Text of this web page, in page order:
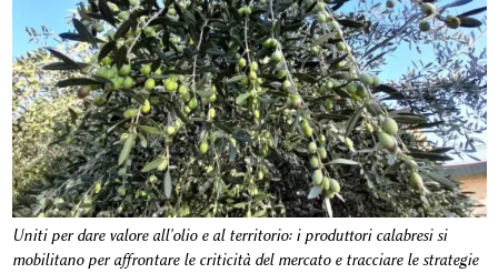
Uniti per dare valore all'olio e al territorio: i produttori calabresi si
mobilitano per affrontare le criticità del mercato e tracciare le strategie